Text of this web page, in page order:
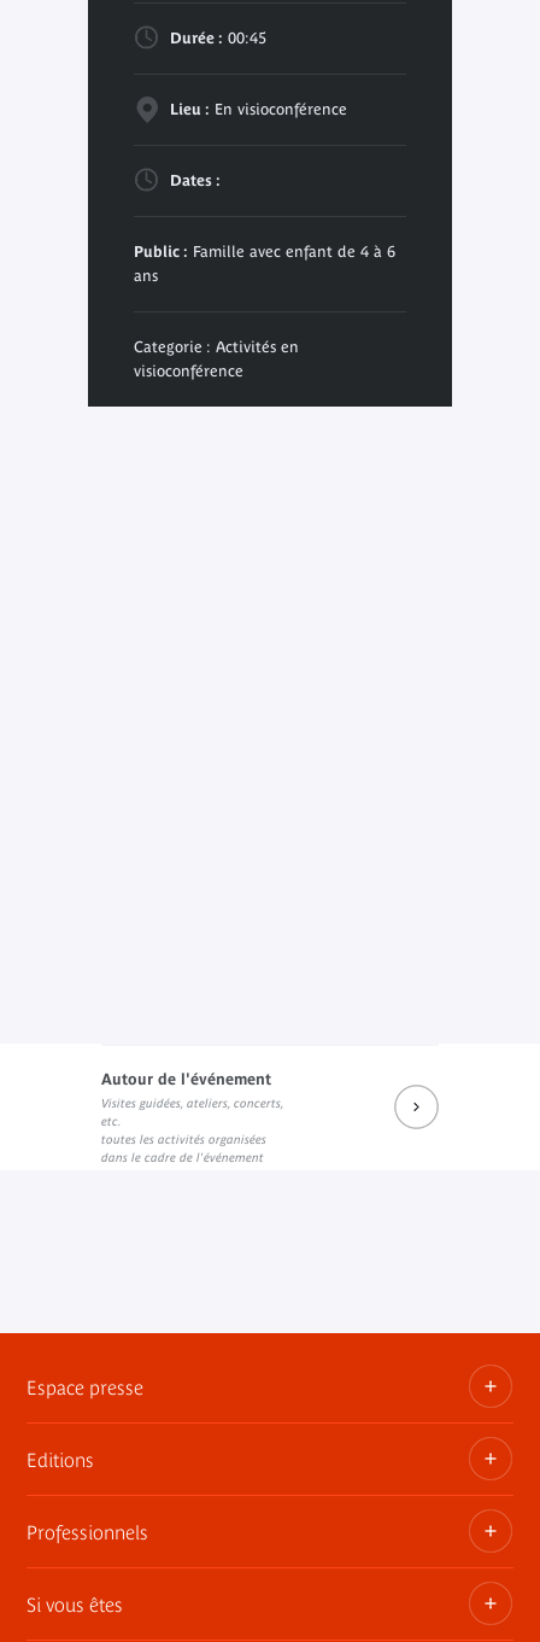
Durée : 00:45
Lieu : En visioconférence
Dates :
Public : Famille avec enfant de 4 à 6
ans
Categorie : Activités en
visioconférence
Autour de l'événement
Visites guidées, ateliers, concerts,
etc.
toutes les activités organisées
dans le cadre de l'événement
Espace presse
Dossiers, communiqués, bandes annonces
Contact presse
Editions
Les publications du musée
Professionnels
Privatisez les espaces
Si vous êtes